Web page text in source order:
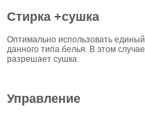
Стирка +сушка
Оптимально использовать
данного типа белья. В этом
разрешает сушка.
Управление